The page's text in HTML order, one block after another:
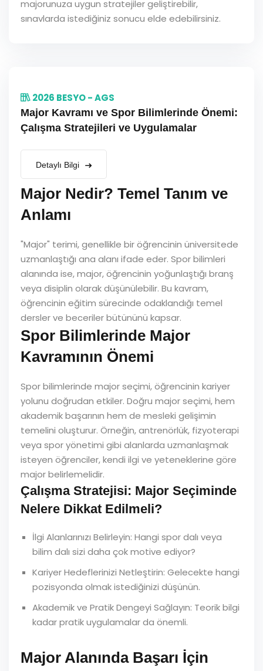
majorunuza uygun stratejiler geliştirebilir,
sınavlarda istediğiniz sonucu elde edebilirsiniz.
2026 BESYO - AGS
Major Kavramı ve Spor Bilimlerinde Önemi:
Çalışma Stratejileri ve Uygulamalar
Detaylı Bilgi
Major Nedir? Temel Tanım ve
Anlamı
"Major" terimi, genellikle bir öğrencinin üniversitede
uzmanlaştığı ana alanı ifade eder. Spor bilimleri
alanında ise, major, öğrencinin yoğunlaştığı branş
veya disiplin olarak düşünülebilir. Bu kavram,
öğrencinin eğitim sürecinde odaklandığı temel
dersler ve beceriler bütününü kapsar.
Spor Bilimlerinde Major
Kavramının Önemi
Spor bilimlerinde major seçimi, öğrencinin kariyer
yolunu doğrudan etkiler. Doğru major seçimi, hem
akademik başarının hem de mesleki gelişimin
temelini oluşturur. Örneğin, antrenörlük, fizyoterapi
veya spor yönetimi gibi alanlarda uzmanlaşmak
isteyen öğrenciler, kendi ilgi ve yeteneklerine göre
major belirlemelidir.
Çalışma Stratejisi: Major Seçiminde
Nelere Dikkat Edilmeli?
İlgi Alanlarınızı Belirleyin: Hangi spor dalı veya
bilim dalı sizi daha çok motive ediyor?
Kariyer Hedeflerinizi Netleştirin: Gelecekte hangi
pozisyonda olmak istediğinizi düşünün.
Akademik ve Pratik Dengeyi Sağlayın: Teorik bilgi
kadar pratik uygulamalar da önemli.
Major Alanında Başarı İçin